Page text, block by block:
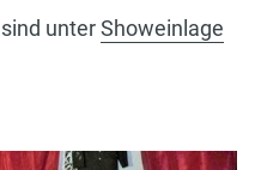
unterShoweinlage